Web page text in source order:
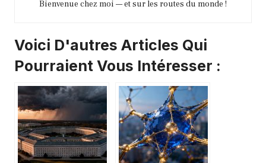
Bienvenue chez moi — et sur les routes du monde !
Voici D'autres Articles Qui
Pourraient Vous Intéresser :